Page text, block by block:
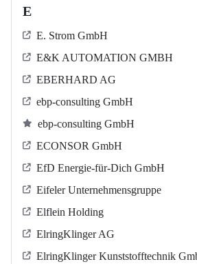
E
E. Strom GmbH
E&K AUTOMATION GMBH
EBERHARD AG
ebp-consulting GmbH
ebp-consulting GmbH
ECONSOR GmbH
EfD Energie-für-Dich GmbH
Eifeler Unternehmensgruppe
Elflein Holding
ElringKlinger AG
ElringKlinger Kunststofftechnik